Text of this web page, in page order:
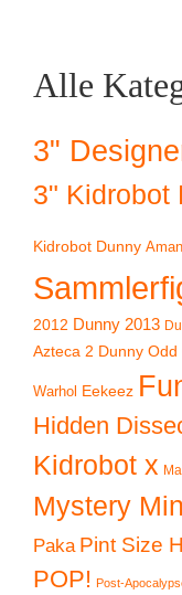
Alle
3"
3" Kidrobot
Kidrobot Dunny
2012 Dunny 2013
Azteca 2 Dunny Odd
Warhol Eekeez
Hidden
Kidrobot x
Mystery
Paka Pint Size
POP! Post-